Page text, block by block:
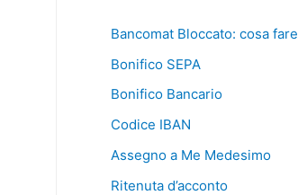
Bancomat Bloccato: cosa fare
Bonifico SEPA
Bonifico Bancario
Codice IBAN
Assegno a Me Medesimo
Ritenuta d’acconto